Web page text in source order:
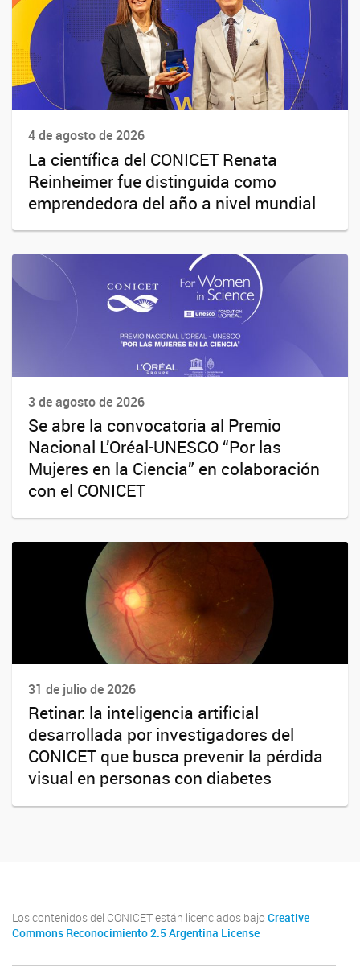
4 de agosto de 2026
La científica del CONICET Renata
Reinheimer fue distinguida como
emprendedora del año a nivel mundial
3 de agosto de 2026
Se abre la convocatoria al Premio
Nacional L’Oréal-UNESCO “Por las
Mujeres en la Ciencia” en colaboración
con el CONICET
31 de julio de 2026
Retinar: la inteligencia artificial
desarrollada por investigadores del
CONICET que busca prevenir la pérdida
visual en personas con diabetes
Los contenidos del CONICET están licenciados bajo Creative
Commons Reconocimiento 2.5 Argentina License